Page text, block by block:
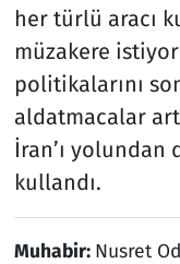
her türlü aracı
müzakere
politikalarını
aldatmacalar
İran’ı
kullandı.
Muhabir: Nusret